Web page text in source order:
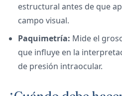
estructural antes de que
campo visual.
Paquimetría: Mide el
que influye en la
de presión intraocular.